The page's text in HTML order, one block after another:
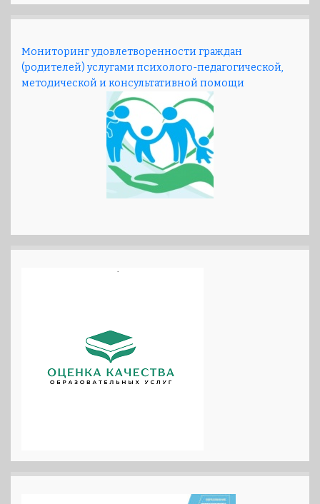
Мониторинг удовлетворенности граждан
(родителей) услугами психолого-педагогической,
методической и консультативной помощи